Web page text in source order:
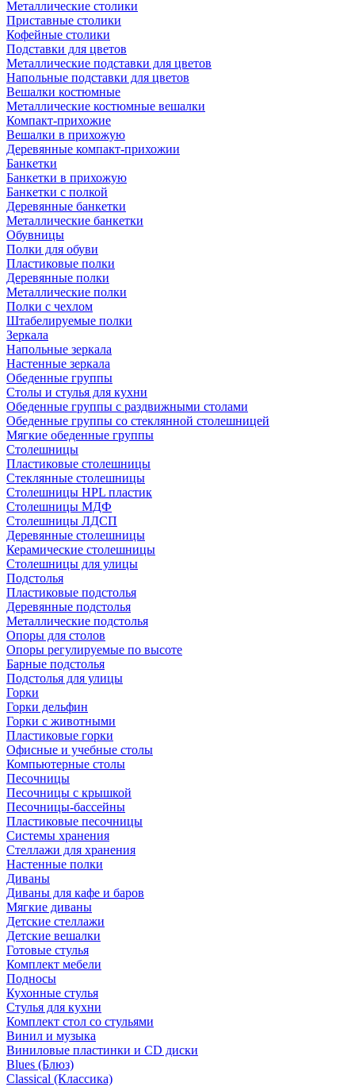
Металлические столики
Приставные столики
Кофейные столики
Подставки для цветов
Металлические подставки для цветов
Напольные подставки для цветов
Вешалки костюмные
Металлические костюмные вешалки
Компакт-прихожие
Вешалки в прихожую
Деревянные компакт-прихожии
Банкетки
Банкетки в прихожую
Банкетки с полкой
Деревянные банкетки
Металлические банкетки
Обувницы
Полки для обуви
Пластиковые полки
Деревянные полки
Металлические полки
Полки с чехлом
Штабелируемые полки
Зеркала
Напольные зеркала
Настенные зеркала
Обеденные группы
Столы и стулья для кухни
Обеденные группы с раздвижными столами
Обеденные группы со стеклянной столешницей
Мягкие обеденные группы
Столешницы
Пластиковые столешницы
Стеклянные столешницы
Столешницы HPL пластик
Столешницы МДФ
Столешницы ЛДСП
Деревянные столешницы
Керамические столешницы
Столешницы для улицы
Подстолья
Пластиковые подстолья
Деревянные подстолья
Металлические подстолья
Опоры для столов
Опоры регулируемые по высоте
Барные подстолья
Подстолья для улицы
Горки
Горки дельфин
Горки с животными
Пластиковые горки
Офисные и учебные столы
Компьютерные столы
Песочницы
Песочницы с крышкой
Песочницы-бассейны
Пластиковые песочницы
Системы хранения
Стеллажи для хранения
Настенные полки
Диваны
Диваны для кафе и баров
Мягкие диваны
Детские стеллажи
Детские вешалки
Готовые стулья
Комплект мебели
Подносы
Кухонные стулья
Стулья для кухни
Комплект стол со стульями
Винил и музыка
Виниловые пластинки и CD диски
Blues (Блюз)
Classical (Классика)